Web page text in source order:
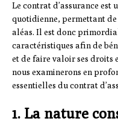
Le contrat d’assurance
quotidienne, permettant
aléas. Il est donc
caractéristiques afin de
et de faire valoir ses droits
nous examinerons en
essentielles du contrat
1. La nature